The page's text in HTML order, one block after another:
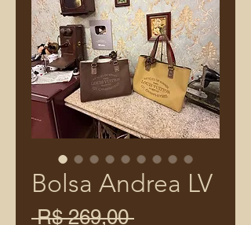
Bolsa Andrea LV
R$ 269,00 Preço